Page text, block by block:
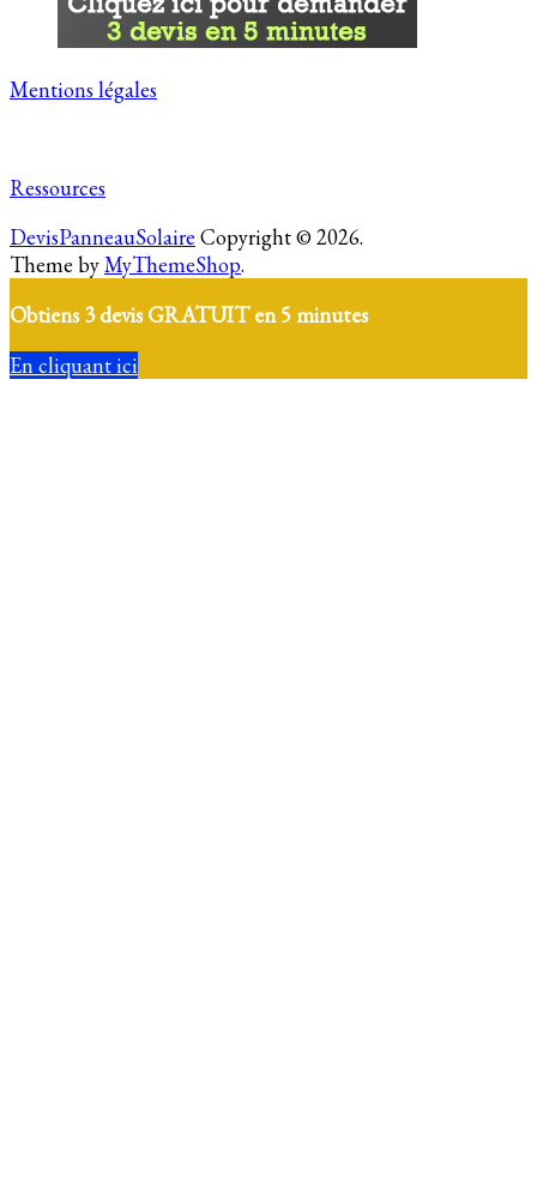
Mentions légales
Ressources
DevisPanneauSolaire Copyright © 2026.
Theme byMyThemeShop.
Obtiens 3 devis GRATUIT en 5 minutes
En cliquant ici